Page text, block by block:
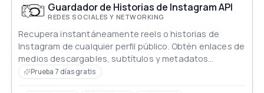
Guardador de Historias de Instagram API
REDES SOCIALES Y NETWORKING
Recupera instantáneamente reels o historias de
Instagram de cualquier perfil público. Obtén enlaces de
medios descargables, subtítulos y metadatos
utilizando una simple llamada a la API.
Prueba 7 días gratis